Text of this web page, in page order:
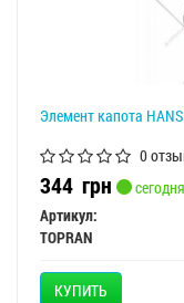
Элемент капота
0
344 грн
сегодня
Артикул:
TOPRAN
КУПИТЬ